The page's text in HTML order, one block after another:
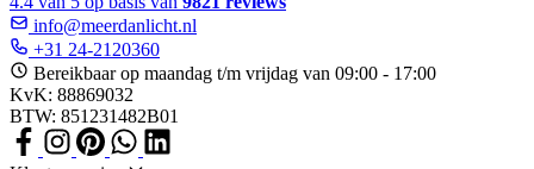
info@meerdanlicht.nl
+31 24-2120360
Bereikbaar op maandag t/m vrijdag van 09:00 - 17:00
KvK: 88869032
BTW: 851231482B01